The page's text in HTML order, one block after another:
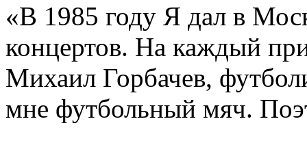
«В 1985 году Я дал в
концертов. На каждый
Михаил Горбачев,
мне футбольный мяч.